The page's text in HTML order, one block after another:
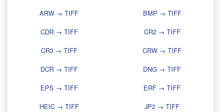
ARW → TIFF
BMP → TIFF
CDR → TIFF
CR2 → TIFF
CR3 → TIFF
CRW → TIFF
DCR → TIFF
DNG → TIFF
EPS → TIFF
ERF → TIFF
HEIC → TIFF
JP2 → TIFF